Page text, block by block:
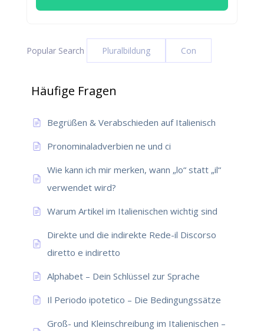
Popular Search Pluralbildung Con
Häufige Fragen
Begrüßen & Verabschieden auf Italienisch
Pronominaladverbien ne und ci
Wie kann ich mir merken, wann „lo“ statt „il“
verwendet wird?
Warum Artikel im Italienischen wichtig sind
Direkte und die indirekte Rede-il Discorso
diretto e indiretto
Alphabet – Dein Schlüssel zur Sprache
Il Periodo ipotetico – Die Bedingungssätze
Groß- und Kleinschreibung im Italienischen –